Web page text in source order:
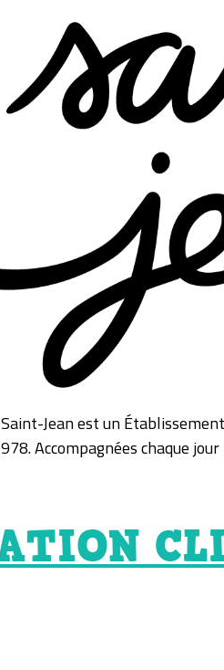
Jean est un
Accompagnées chaque